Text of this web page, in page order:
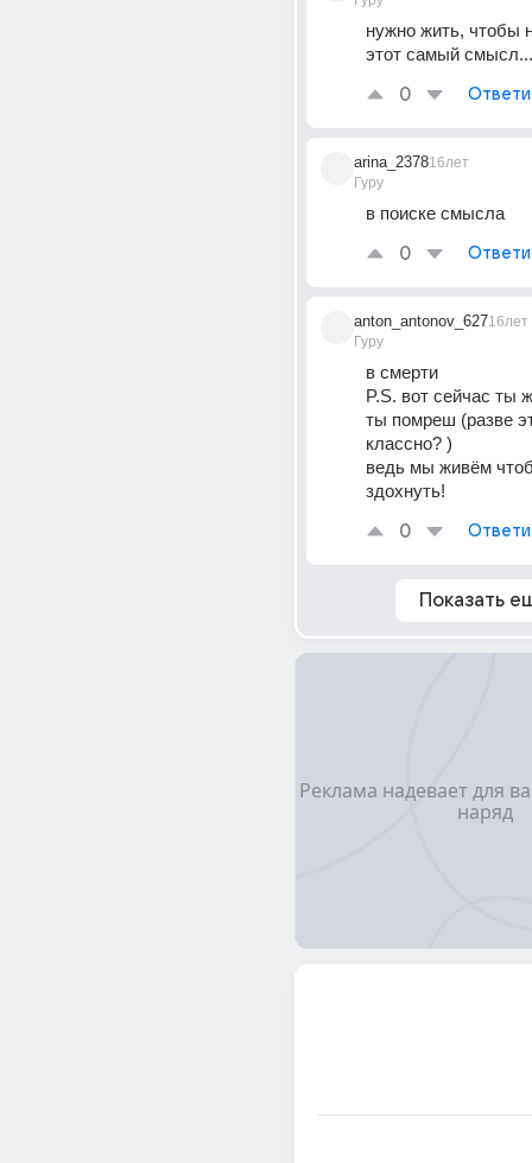
нужно жить, чтобы
этот самый смысл...
0
arina_2378
Гуру
16лет
в поиске смысла
0
anton_antonov_627
Гуру
16лет
в смерти
P.S. вот сейчас ты
ты помреш (разве
классно? )
ведь мы живём
здохнуть!
0
Показать